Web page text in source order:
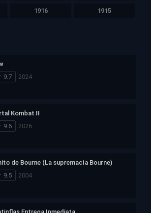
1916 1915
9.7
2024
Kombat II
9.6
2026
de Bourne (La supremacía Bourne)
9.5
2004